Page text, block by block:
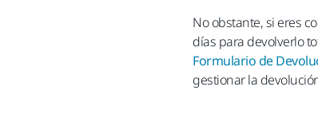
No obstante, si eres
días para devolverlo
Formulario de
gestionar la